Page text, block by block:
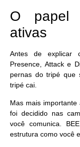
O papel
ativas
Antes de explicar
Presence, Attack e
pernas do tripé que
tripé cai.
Mas mais
foi decidido nas
você comunica.
estrutura como você